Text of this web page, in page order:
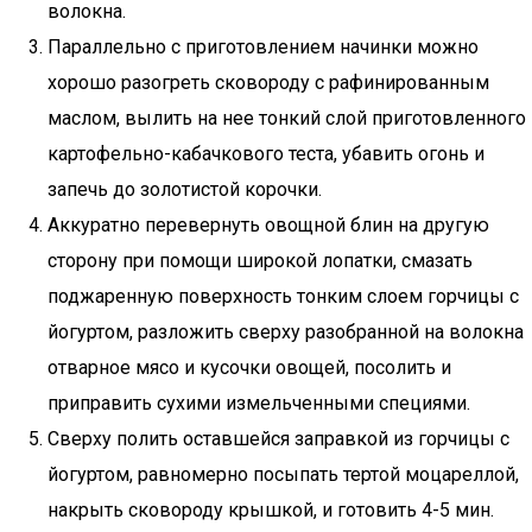
волокна.
Параллельно с приготовлением начинки можно
хорошо разогреть сковороду с рафинированным
маслом, вылить на нее тонкий слой приготовленного
картофельно-кабачкового теста, убавить огонь и
запечь до золотистой корочки.
Аккуратно перевернуть овощной блин на другую
сторону при помощи широкой лопатки, смазать
поджаренную поверхность тонким слоем горчицы с
йогуртом, разложить сверху разобранной на волокна
отварное мясо и кусочки овощей, посолить и
приправить сухими измельченными специями.
Сверху полить оставшейся заправкой из горчицы с
йогуртом, равномерно посыпать тертой моцареллой,
накрыть сковороду крышкой, и готовить 4-5 мин.